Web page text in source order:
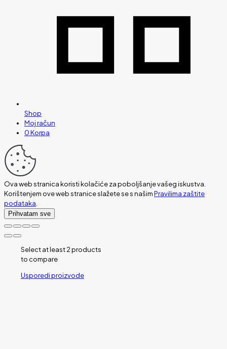
Shop
Moj račun
0Korpa
Ova web stranica koristi kolačiće za poboljšanje vašeg iskustva.
Korištenjem ove web stranice slažete se s našimPravilima zaštite
podataka.
Prihvatam sve
Select at least 2 products
to compare
Usporedi proizvode